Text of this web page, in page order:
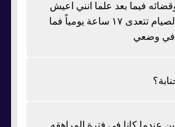
فيما بعد علما انني اعيش
في كندا وفترة الصيام تتعدى ١٧ ساعة يومياً فما
في وضعي